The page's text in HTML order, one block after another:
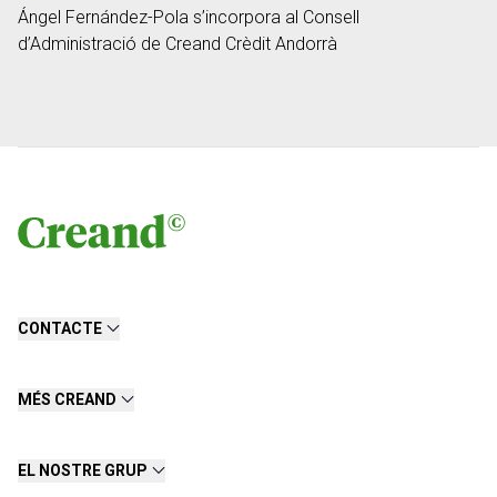
Ángel Fernández-Pola s’incorpora al Consell
d’Administració de Creand Crèdit Andorrà
CONTACTE
MÉS CREAND
EL NOSTRE GRUP